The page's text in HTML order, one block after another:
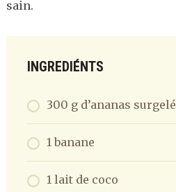
sain.
INGREDIÉNTS
300 g d’ananas surgelé
1 banane
1 lait de coco